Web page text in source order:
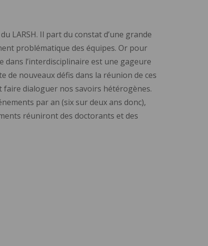
LARSH. Il part du constat d’une grande
problématique des équipes. Or pour
dans l’interdisciplinaire est une gageure
de nouveaux défis dans la réunion de ces
dialoguer nos savoirs hétérogènes.
par an (six sur deux ans donc),
réuniront des doctorants et des